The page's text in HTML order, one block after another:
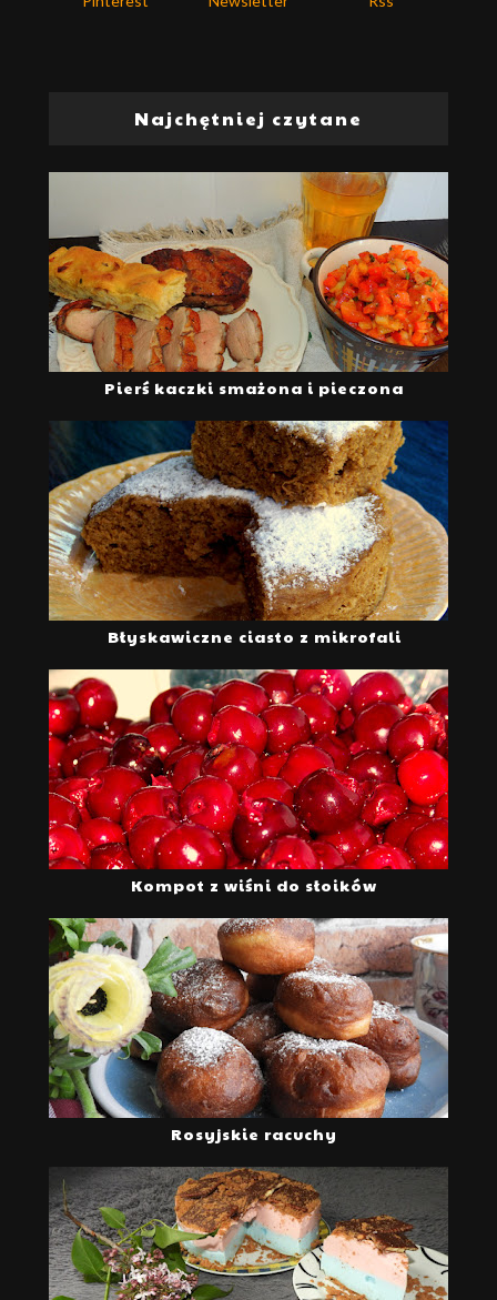
Najchętniej czytane
Pierś kaczki smażona i pieczona
Błyskawiczne ciasto z mikrofali
Kompot z wiśni do słoików
Rosyjskie racuchy